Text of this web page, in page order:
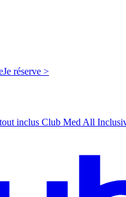
Je réserve >
inclus Club Med All